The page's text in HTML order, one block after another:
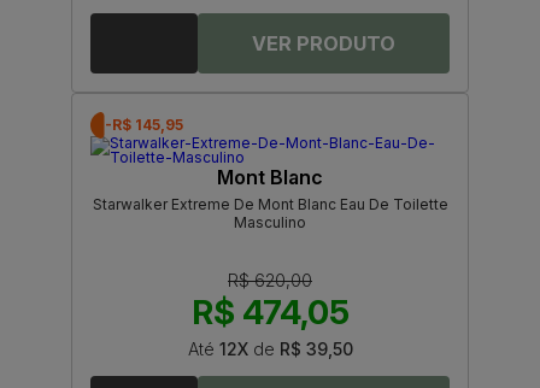
-R$ 145,95
Mont Blanc
Starwalker Extreme De Mont Blanc Eau De Toilette
Masculino
R$ 620,00
R$ 474,05
Até 12Xde R$ 39,50